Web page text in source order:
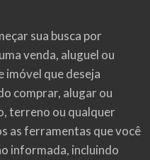
sua busca por
venda, aluguel ou
imóvel que deseja
comprar, alugar ou
terreno ou qualquer
as ferramentas que você
informada, incluindo